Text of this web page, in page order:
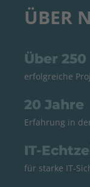
ÜBER
Über 250
erfolgreiche
20 Jahre
Erfahrung in
IT-
für starke IT-